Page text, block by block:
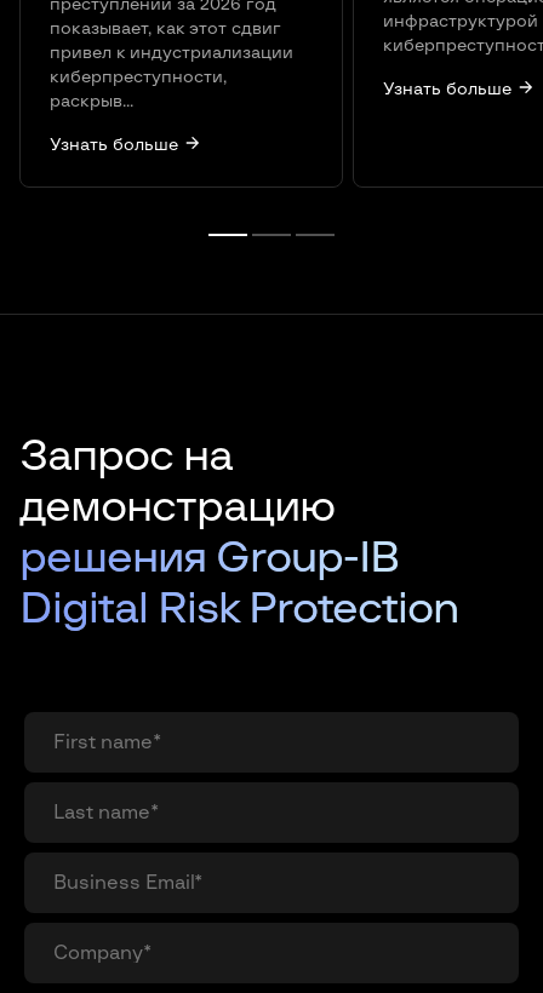
преступлений за 2026 год
показывает, как этот сдвиг
привел к индустриализации
киберпреступности,
раскрыв...
Узнать больше
инфраструктурой
Узнать больше
Запрос на
демонстрацию
решения Group-IB
Digital Risk Protection